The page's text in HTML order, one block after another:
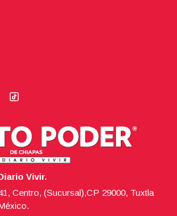
Vivir.
Centro, (Sucursal),CP 29000, Tuxtla